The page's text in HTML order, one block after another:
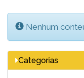
OK
Nenhum
Categorias